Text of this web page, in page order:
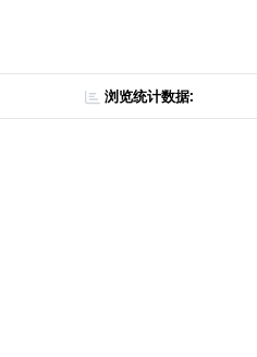
浏览统计数据: